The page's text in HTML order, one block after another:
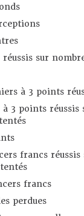
sur
à 3 points
3 points réussis
francs réussis
francs
perdues